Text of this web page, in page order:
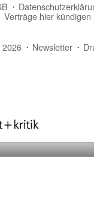
Verträge hier kündigen
2026 Newsletter